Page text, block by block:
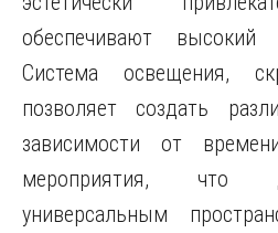
обеспечивают высокий
Система освещения,
позволяет создать
зависимости от
мероприятия, что
универсальным